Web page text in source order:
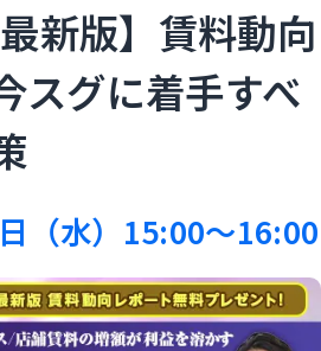
新版】賃料動向
スグに着手すべ
（水）15:00～16:00